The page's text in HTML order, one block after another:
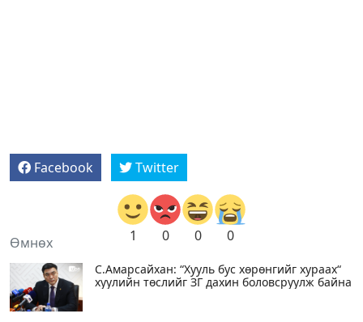
Facebook Twitter
1 0 0 0
Өмнөх
С.Амарсайхан: “Хууль бус хөрөнгийг хураах“
хуулийн төслийг ЗГ дахин боловсруулж байна